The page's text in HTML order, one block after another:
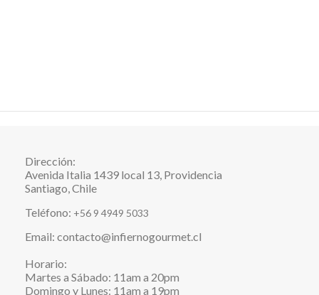
Dirección:
Avenida Italia 1439 local 13, Providencia
Santiago, Chile
Teléfono: +56 9 4949 5033
Email: contacto@infiernogourmet.cl
Horario:
Martes a Sábado: 11am a 20pm
Domingo y Lunes: 11am a 19pm